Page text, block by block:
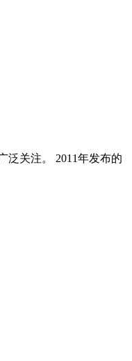
泛关注。 2011年发布的